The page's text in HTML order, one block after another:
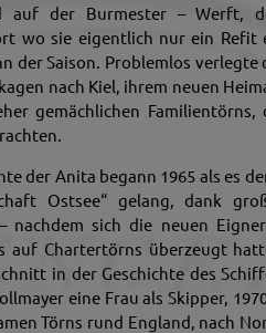
auf der Burmester – Werft,
wo sie eigentlich nur ein Refit
der Saison. Problemlos verlegte
nach Kiel, ihrem neuen
gemächlichen Familientörns,
der Anita begann 1965 als es
Ostsee“ gelang, dank
nachdem sich die neuen
auf Chartertörns überzeugt
in der Geschichte des
eine Frau als Skipper,
Törns rund England, nach